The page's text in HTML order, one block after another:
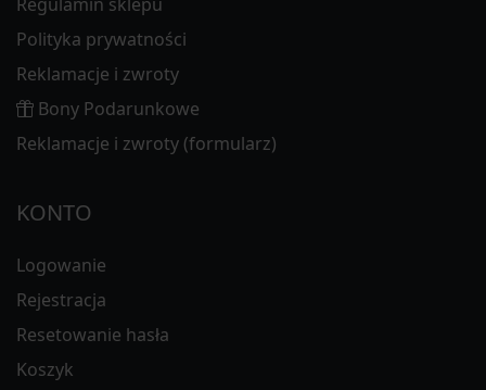
Polityka prywatności
Reklamacje i zwroty
Bony Podarunkowe
Reklamacje i zwroty (formularz)
KONTO
Logowanie
Rejestracja
Resetowanie hasła
Koszyk